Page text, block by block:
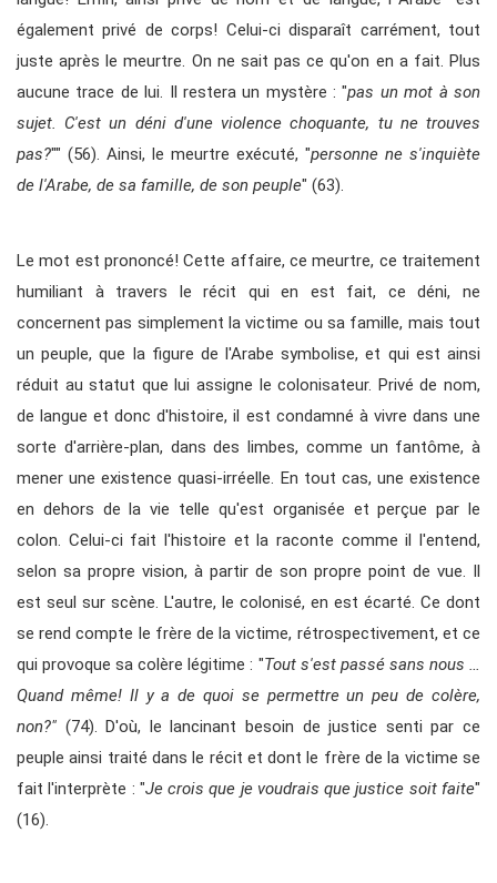
également privé de corps! Celui-ci disparaît carrément, tout
juste après le meurtre. On ne sait pas ce qu'on en a fait. Plus
aucune trace de lui. Il restera un mystère : "pas un mot à son
sujet. C'est un déni d'une violence choquante, tu ne trouves
pas?"" (56). Ainsi, le meurtre exécuté, "personne ne s'inquiète
de l'Arabe, de sa famille, de son peuple" (63).
Le mot est prononcé! Cette affaire, ce meurtre, ce traitement
humiliant à travers le récit qui en est fait, ce déni, ne
concernent pas simplement la victime ou sa famille, mais tout
un peuple, que la figure de l'Arabe symbolise, et qui est ainsi
réduit au statut que lui assigne le colonisateur. Privé de nom,
de langue et donc d'histoire, il est condamné à vivre dans une
sorte d'arrière-plan, dans des limbes, comme un fantôme, à
mener une existence quasi-irréelle. En tout cas, une existence
en dehors de la vie telle qu'est organisée et perçue par le
colon. Celui-ci fait l'histoire et la raconte comme il l'entend,
selon sa propre vision, à partir de son propre point de vue. Il
est seul sur scène. L'autre, le colonisé, en est écarté. Ce dont
se rend compte le frère de la victime, rétrospectivement, et ce
qui provoque sa colère légitime : "Tout s'est passé sans nous …
Quand même! Il y a de quoi se permettre un peu de colère,
non?" (74). D'où, le lancinant besoin de justice senti par ce
peuple ainsi traité dans le récit et dont le frère de la victime se
fait l'interprète : "Je crois que je voudrais que justice soit faite"
(16).